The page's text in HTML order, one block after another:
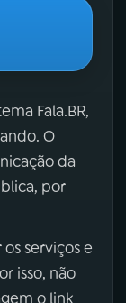
Fala.BR,
O
da
por
serviços e
isso, não
o link